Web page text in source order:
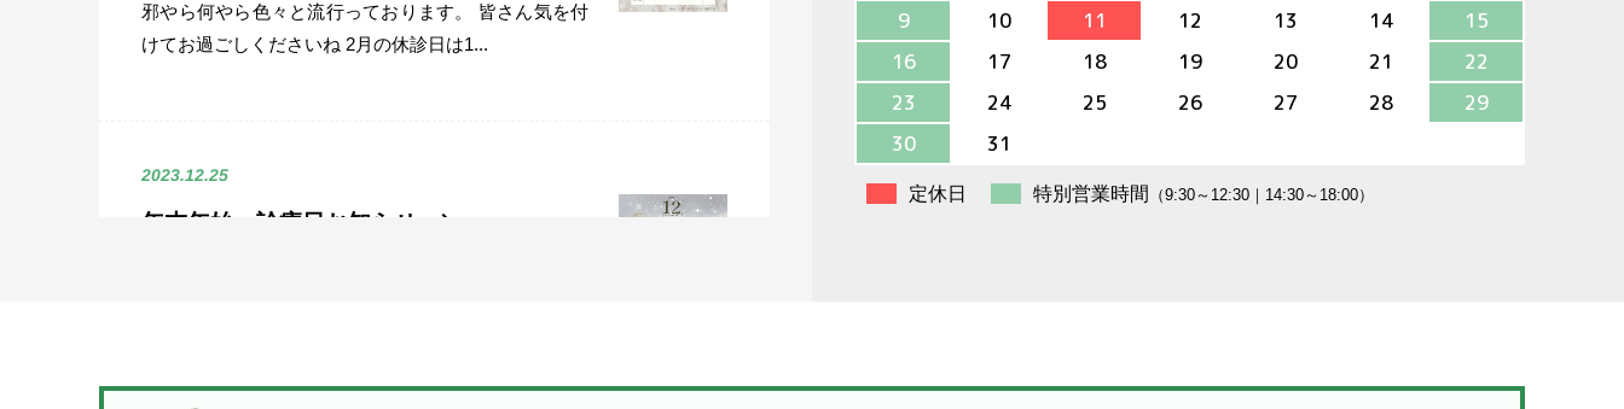
邪やら何やら色々と流行っております。 皆さん気を付
けてお過ごしくださいね 2月の休診日は1...
2023.12.25
年末年始、診療日お知らせ
9
10 11 12 13 14
15
16
17 18 19 20 21
22
23
24 25 26 27 28
29
30
31
定休日 特別営業時間 （9:30～12:30｜14:30～18:00）